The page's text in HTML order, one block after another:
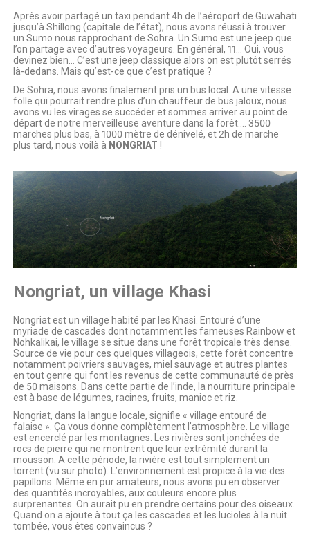
Après avoir partagé un taxi pendant 4h de l’aéroport de Guwahati
jusqu’à Shillong (capitale de l’état), nous avons réussi à trouver
un Sumo nous rapprochant de Sohra. Un Sumo est une jeep que
l’on partage avec d’autres voyageurs. En général, 11… Oui, vous
devinez bien… C’est une jeep classique alors on est plutôt serrés
là-dedans. Mais qu’est-ce que c’est pratique ?
De Sohra, nous avons finalement pris un bus local. A une vitesse
folle qui pourrait rendre plus d’un chauffeur de bus jaloux, nous
avons vu les virages se succéder et sommes arriver au point de
départ de notre merveilleuse aventure dans la forêt…. 3500
marches plus bas, à 1000 mètre de dénivelé, et 2h de marche
plus tard, nous voilà à NONGRIAT !
Nongriat, un village Khasi
Nongriat est un village habité par les Khasi. Entouré d’une
myriade de cascades dont notamment les fameuses Rainbow et
Nohkalikai, le village se situe dans une forêt tropicale très dense.
Source de vie pour ces quelques villageois, cette forêt concentre
notamment poivriers sauvages, miel sauvage et autres plantes
en tout genre qui font les revenus de cette communauté de près
de 50 maisons. Dans cette partie de l’inde, la nourriture principale
est à base de légumes, racines, fruits, manioc et riz.
Nongriat, dans la langue locale, signifie « village entouré de
falaise ». Ça vous donne complètement l’atmosphère. Le village
est encerclé par les montagnes. Les rivières sont jonchées de
rocs de pierre qui ne montrent que leur extrémité durant la
mousson. A cette période, la rivière est tout simplement un
torrent (vu sur photo). L’environnement est propice à la vie des
papillons. Même en pur amateurs, nous avons pu en observer
des quantités incroyables, aux couleurs encore plus
surprenantes. On aurait pu en prendre certains pour des oiseaux.
Quand on a ajoute à tout ça les cascades et les lucioles à la nuit
tombée, vous êtes convaincus ?